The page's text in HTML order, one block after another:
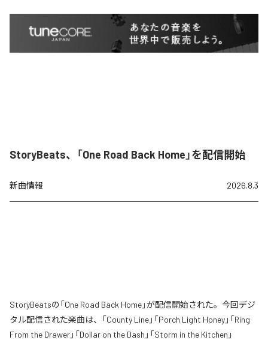
StoryBeats、「One Road Back Home」を配信開始
新曲情報 2026.8.3
StoryBeatsの「One Road Back Home」が配信開始された。今回デジ
タル配信された楽曲は、「County Line」「Porch Light Honey」「Ring
From the Drawer」「Dollar on the Dash」「Storm in the Kitchen」